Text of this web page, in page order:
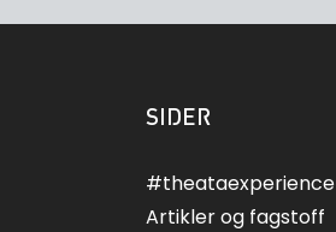
SIDER
#theataexperience
Artikler og fagstoff